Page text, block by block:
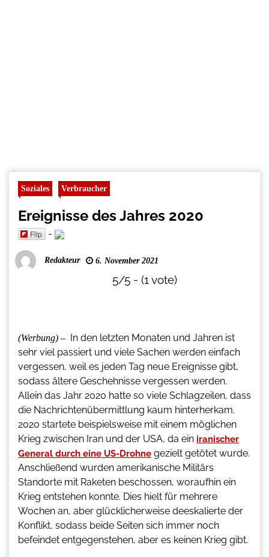
Soziales Verbraucher
Ereignisse des Jahres 2020
Flip -
Redakteur 6. November 2021
5/5 - (1 vote)
(Werbung) – In den letzten Monaten und Jahren ist
sehr viel passiert und viele Sachen werden einfach
vergessen, weil es jeden Tag neue Ereignisse gibt,
sodass ältere Geschehnisse vergessen werden.
Allein das Jahr 2020 hatte so viele Schlagzeilen, dass
die Nachrichtenübermittlung kaum hinterherkam.
2020 startete beispielsweise mit einem möglichen
Krieg zwischen Iran und der USA, da ein iranischer
General durch eine US-Drohne gezielt getötet wurde.
Anschließend wurden amerikanische Militärs
Standorte mit Raketen beschossen, woraufhin ein
Krieg entstehen konnte. Dies hielt für mehrere
Wochen an, aber glücklicherweise deeskalierte der
Konflikt, sodass beide Seiten sich immer noch
befeindet entgegenstehen, aber es keinen Krieg gibt.